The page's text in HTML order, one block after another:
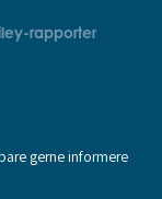
rapporter
gerne informere